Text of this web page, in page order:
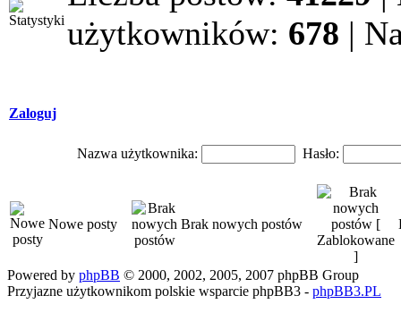
użytkowników: 678 |
Zaloguj
Nazwa użytkownika: Hasło:
Nowe posty Brak nowych postów
Powered by phpBB © 2000, 2002, 2005, 2007 phpBB Group
Przyjazne użytkownikom polskie wsparcie phpBB3 - phpBB3.PL